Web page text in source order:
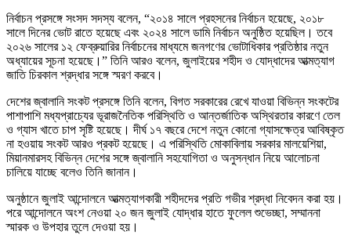
নির্বাচন প্রসঙ্গে সংসদ সদস্য বলেন, “২০১৪ সালে প্রহসনের নির্বাচন হয়েছে, ২০১৮
সালে দিনের ভোট রাতে হয়েছে এবং ২০২৪ সালে ডামি নির্বাচন অনুষ্ঠিত হয়েছিল। তবে
২০২৬ সালের ১২ ফেব্রুয়ারির নির্বাচনের মাধ্যমে জনগণের ভোটাধিকার প্রতিষ্ঠার নতুন
অধ্যায়ের সূচনা হয়েছে।” তিনি আরও বলেন, জুলাইয়ের শহীদ ও যোদ্ধাদের আত্মত্যাগ
জাতি চিরকাল শ্রদ্ধার সঙ্গে স্মরণ করবে।
দেশের জ্বালানি সংকট প্রসঙ্গে তিনি বলেন, বিগত সরকারের রেখে যাওয়া বিভিন্ন সংকটের
পাশাপাশি মধ্যপ্রাচ্যের ভূরাজনৈতিক পরিস্থিতি ও আন্তর্জাতিক অস্থিরতার কারণে তেল
ও গ্যাস খাতে চাপ সৃষ্টি হয়েছে। দীর্ঘ ১৭ বছরে দেশে নতুন কোনো গ্যাসক্ষেত্র আবিষ্কৃত
না হওয়ায় সংকট আরও প্রকট হয়েছে। এ পরিস্থিতি মোকাবিলায় সরকার মালয়েশিয়া,
মিয়ানমারসহ বিভিন্ন দেশের সঙ্গে জ্বালানি সহযোগিতা ও অনুসন্ধান নিয়ে আলোচনা
চালিয়ে যাচ্ছে বলেও তিনি জানান।
অনুষ্ঠানে জুলাই আন্দোলনে আত্মত্যাগকারী শহীদদের প্রতি গভীর শ্রদ্ধা নিবেদন করা হয়।
পরে আন্দোলনে অংশ নেওয়া ২০ জন জুলাই যোদ্ধার হাতে ফুলেল শুভেচ্ছা, সম্মাননা
স্মারক ও উপহার তুলে দেওয়া হয়।